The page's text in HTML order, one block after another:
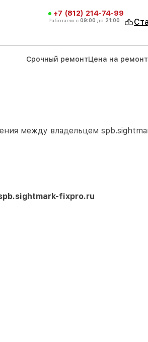
+7 (812) 214-74-99
Работаем с 09:00 до 21:00
Срочный ремонтЦена на ремонт
между владельцем
fixpro.ru